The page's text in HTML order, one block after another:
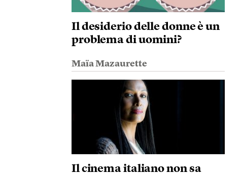
Il desiderio delle donne è un
problema di uomini?
Maïa Mazaurette
Il cinema italiano non sa